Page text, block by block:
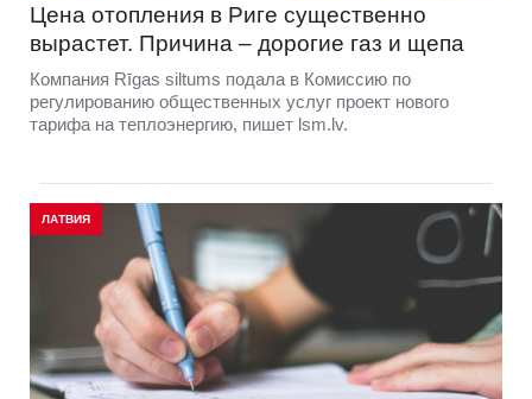
Цена отопления в Риге существенно
вырастет. Причина – дорогие газ и щепа
Компания Rīgas siltums подала в Комиссию по
регулированию общественных услуг проект нового
тарифа на теплоэнергию, пишет lsm.lv.
ЛАТВИЯ